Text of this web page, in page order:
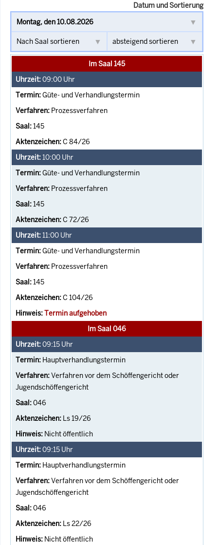
Datum und Sortierung
Im Saal 145
09:00 Uhr
Güte- und Verhandlungstermin
Prozessverfahren
145
C 84/26
10:00 Uhr
Güte- und Verhandlungstermin
Prozessverfahren
145
C 72/26
11:00 Uhr
Güte- und Verhandlungstermin
Prozessverfahren
145
C 104/26
Termin aufgehoben
Im Saal 046
09:15 Uhr
Hauptverhandlungstermin
Verfahren vor dem Schöffengericht oder
Jugendschöffengericht
046
Ls 19/26
Nicht öffentlich
09:15 Uhr
Hauptverhandlungstermin
Verfahren vor dem Schöffengericht oder
Jugendschöffengericht
046
Ls 22/26
Nicht öffentlich